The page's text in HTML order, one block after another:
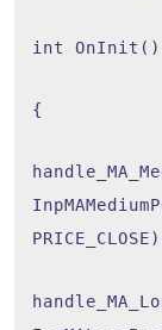
int OnInit()
{